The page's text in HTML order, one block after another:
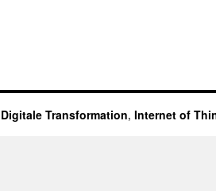
Digitale Transformation, Internet of